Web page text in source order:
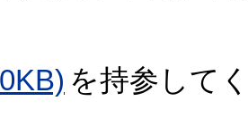
を持参して